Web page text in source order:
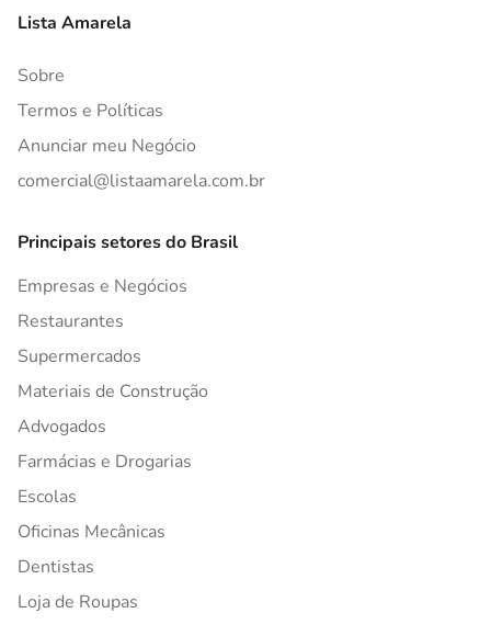
Lista Amarela
Sobre
Termos e Políticas
Anunciar meu Negócio
comercial@listaamarela.com.br
Principais setores do Brasil
Empresas e Negócios
Restaurantes
Supermercados
Materiais de Construção
Advogados
Farmácias e Drogarias
Escolas
Oficinas Mecânicas
Dentistas
Loja de Roupas